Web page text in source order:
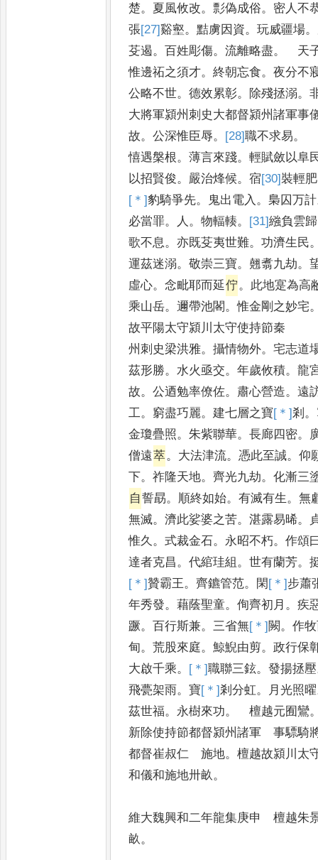
楚。 夏風攸改。彯偽成俗。 密人不
張[27]谿壑。黠虜因資。玩威疆場。
芟遏。百姓彫傷。流離略盡。
天
惟邊祏之須才。終朝忘食。夜分不
公略不世。德效累彰。 除殘拯溺。
大將軍潁州刺史大都督潁州諸軍事
故。公深惟臣辱。 [28]職不求易。
憘遇槃根。薄言來踐。輕賦斂以阜
以招賢俊。 嚴治烽候。宿[30]裝輕肥
[＊]豹騎爭先。 鬼出電入 。梟囚万計
必當罪。 人 。物輻輳。 [31]繈負雲歸
歌不息 。亦既芟夷世難。功濟生民
運茲迷溺。敬崇三寶。 翹翥九劫。
虛心。念毗耶而延佇 。 此地寔為高
乘山岳。邇帶池閣 。惟金剛之妙宅
故平陽太守潁川太守使持節秦
州刺史梁洪雅。攝情物外。宅志道
茲形勝。 水火亟交。年歲攸積。龍
故。公迺勉率僚佐。 肅心營造。遠
工 。 窮盡巧麗。建七層之寶[＊]剎 。
金瓊疊照 。朱紫聯華。長廊四密。
僧遠萃。 大法津流。 憑此至誠。仰
下。祚隆天地。齊光九劫。化漸三
自誓勗。 順終如始。有滅有生 。無
無滅。濟此娑婆之苦。湛露易晞。
惟久 。式裁金石。 永昭不朽。作頌
達者克昌 。代綰珪組 。世有蘭芳。
[＊]贊霸王。齊鑣管范。 閑[＊]步蕭
年秀發。藉蔭聖童。侚齊初月 。疾
蹶。百行斯兼。 三省無[＊]闕 。作
甸。荒股來庭。鯨鯢由剪。政行保
大啟千乘。 [＊]職聯三鉉。發揚拯壓
飛甍架雨。寶[＊]剎分虹。 月光照曜
茲世福。 永樹來功。 檀越元囿鸞
新除使持節都督潁州諸軍 事驃騎
都督崔叔仁 施地。檀越故潁川太
和儀和施地卅畝 。
維大魏興和二年龍集庚申 檀越朱
畝 。